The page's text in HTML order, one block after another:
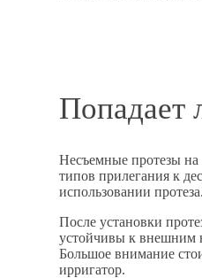
Попадает
Несъемные протезы на
типов прилегания к
использовании протеза.
После установки
устойчивы к внешним
Большое внимание
ирригатор.